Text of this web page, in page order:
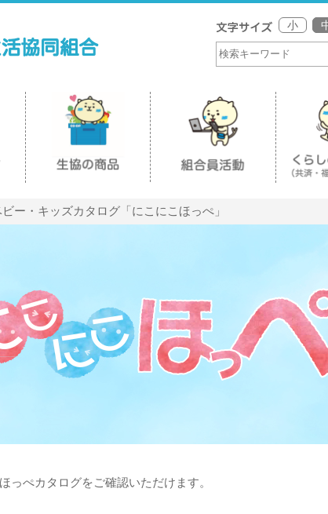
小
ー・キッズカタログ「にこにこほっぺ」
っぺカタログをご確認いただけます。